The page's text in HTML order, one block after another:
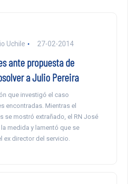
Uchile 27-02-2014
ante propuesta de
a Julio Pereira
que investigó el caso
encontradas. Mientras el
se mostró extrañado, el RN José
medida y lamentó que se
ex director del servicio.